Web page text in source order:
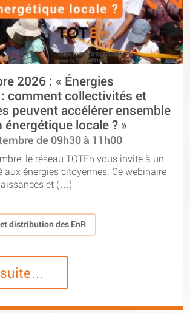
2026 : « Énergies
comment collectivités et
peuvent accélérer ensemble
locale ? »
de 09h30 à 11h00
le réseau TOTEn vous invite à un
aux énergies citoyennes. Ce webinaire
et (…)
distribution des EnR
suite…